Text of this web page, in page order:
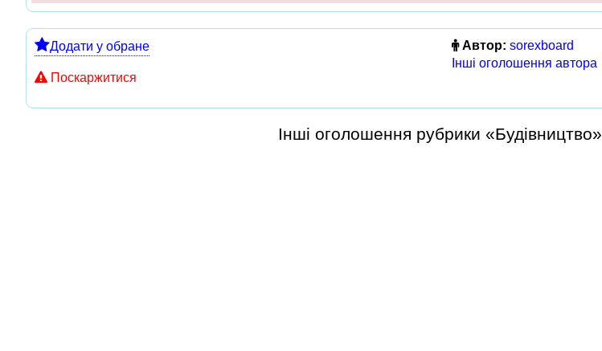
Додати у обране
Поскаржитися
Автор: sorexboard
Інші оголошення автора
Інші оголошення рубрики «Будівництво»